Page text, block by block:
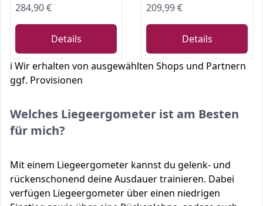
284,90 €
Details
209,99 €
Details
ℹ️ Wir erhalten von ausgewählten Shops und Partnern
ggf. Provisionen
Welches Liegeergometer ist am Besten
für mich?
Mit einem Liegeergometer kannst du gelenk- und
rückenschonend deine Ausdauer trainieren. Dabei
verfügen Liegeergometer über einen niedrigen